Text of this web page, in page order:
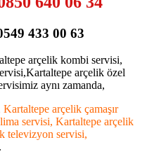
433 00 63
arçelik kombi servisi,
arçelik özel
aynı zamanda,
arçelik çamaşır
servisi, Kartaltepe arçelik
televizyon servisi,